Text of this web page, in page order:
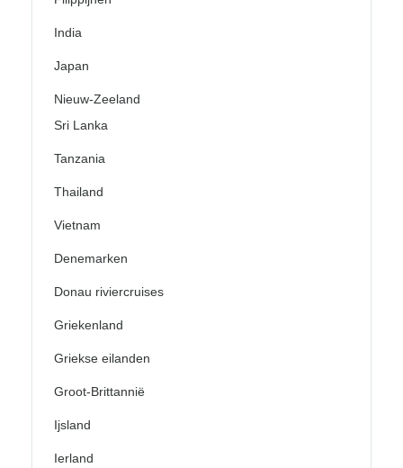
India
Japan
Nieuw-Zeeland
Sri Lanka
Tanzania
Thailand
Vietnam
Denemarken
Donau riviercruises
Griekenland
Griekse eilanden
Groot-Brittannië
Ijsland
Ierland